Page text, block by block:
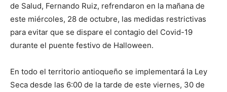
de Salud, Fernando Ruiz, refrendaron en la mañana de
este miércoles, 28 de octubre, las medidas restrictivas
para evitar que se dispare el contagio del Covid-19
durante el puente festivo de Halloween.
En todo el territorio antioqueño se implementará la Ley
Seca desde las 6:00 de la tarde de este viernes, 30 de